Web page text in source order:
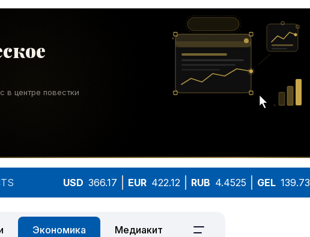
USD 366.17 EUR 422.12 RUB 4.4525 GEL 139.73
Экономика Медиакит